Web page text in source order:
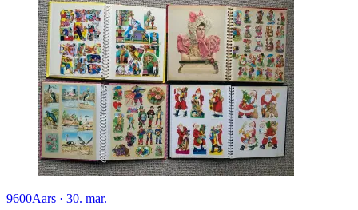
9600Aars · 30. mar.